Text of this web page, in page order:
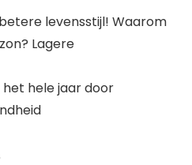
levensstijl! Waarom
Lagere
hele jaar door